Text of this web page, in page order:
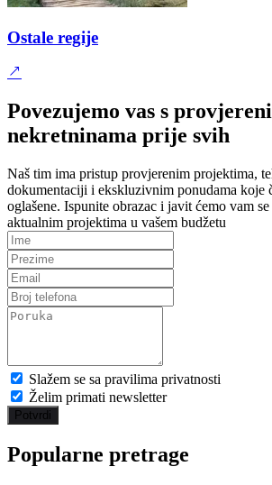
Ostale regije
Povezujemo vas s
nekretninama prije svih
Naš tim ima pristup provjerenim projektima,
dokumentaciji i ekskluzivnim ponudama koje
oglašene. Ispunite obrazac i javit ćemo vam
aktualnim projektima u vašem budžetu
Slažem se sa pravilima privatnosti
Želim primati newsletter
Potvrdi
Popularne pretrage